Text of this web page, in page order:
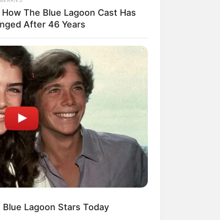
Banget! 10 Pose Lucu
yang Bikin Ketawa
10 Kalimat Baper
Bahasa Jawa Ini Bikin
Abis
How The Blue Lagoon Cast Has
After 46 Years
Lagoon Stars Today